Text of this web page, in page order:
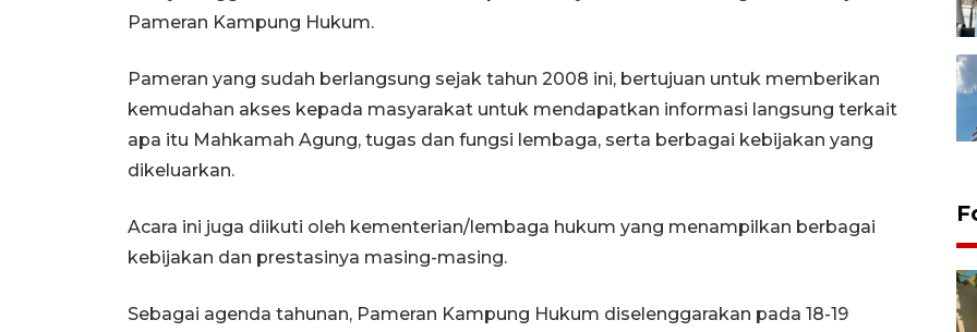
Pameran Kampung Hukum.
Pameran yang sudah berlangsung sejak tahun 2008 ini, bertujuan untuk memberikan
kemudahan akses kepada masyarakat untuk mendapatkan informasi langsung terkait
apa itu Mahkamah Agung, tugas dan fungsi lembaga, serta berbagai kebijakan yang
dikeluarkan.
Acara ini juga diikuti oleh kementerian/lembaga hukum yang menampilkan berbagai
kebijakan dan prestasinya masing-masing.
Sebagai agenda tahunan, Pameran Kampung Hukum diselenggarakan pada 18-19